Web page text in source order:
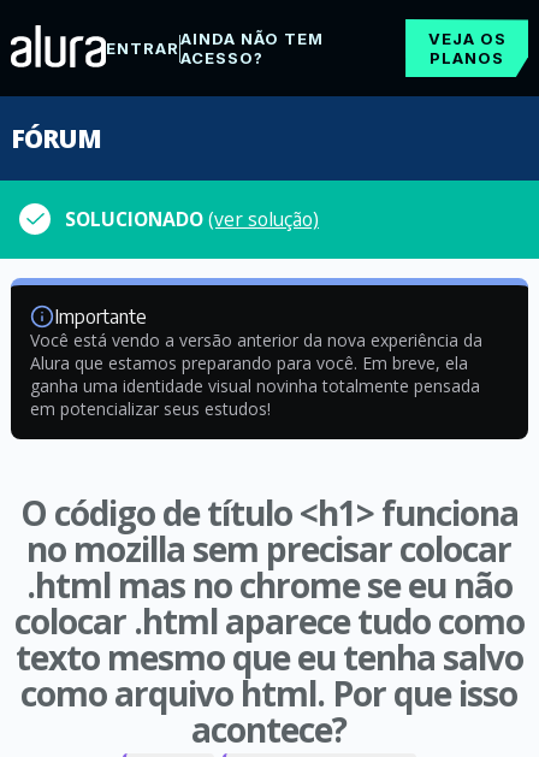
ENTRARAINDA NÃO TEM
ACESSO?
VEJA OS
PLANOS
FÓRUM
SOLUCIONADO(ver solução)
Importante
Você está vendo a versão anterior da nova experiência da
Alura que estamos preparando para você. Em breve, ela
ganha uma identidade visual novinha totalmente pensada
em potencializar seus estudos!
O código de título <h1> funciona
no mozilla sem precisar colocar
.html mas no chrome se eu não
colocar .html aparece tudo como
texto mesmo que eu tenha salvo
como arquivo html. Por que isso
acontece?